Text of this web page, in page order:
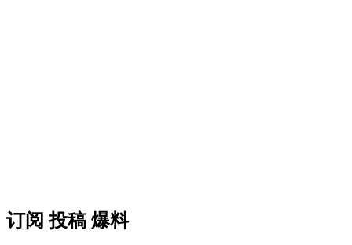
订阅 投稿 爆料